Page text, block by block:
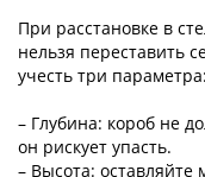
При расстановке в
нельзя переставить
учесть три параметра:
– Глубина: короб не
он рискует упасть.
– Высота: